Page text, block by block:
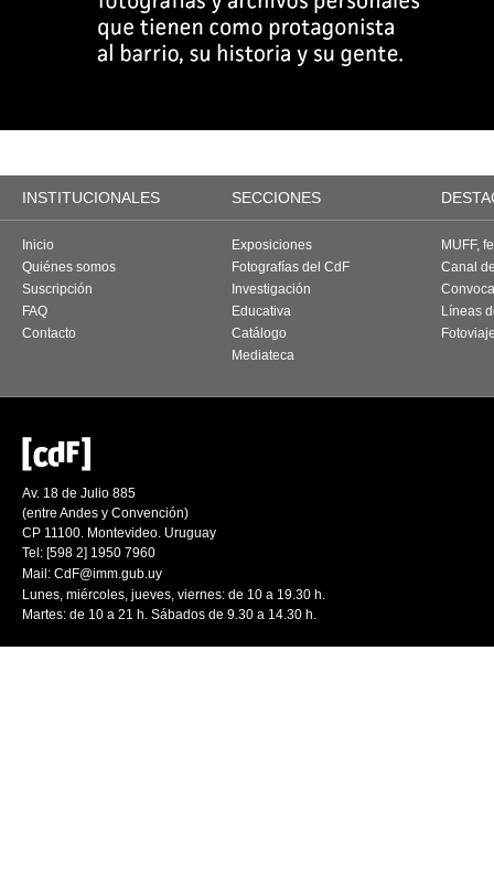
INSTITUCIONALES SECCIONES
Inicio
Quiénes somos
Suscripción
FAQ
Contacto
Exposiciones
Fotografías del CdF
Investigación
Educativa
Catálogo
Mediateca
MUFF,
Canal
Líneas
Av. 18 de Julio 885
(entre Andes y Convención)
CP 11100. Montevideo. Uruguay
Tel: [598 2] 1950 7960
Mail: CdF@imm.gub.uy
Lunes, miércoles, jueves, viernes: de 10 a 19.30 h.
Martes: de 10 a 21 h. Sábados de 9.30 a 14.30 h.